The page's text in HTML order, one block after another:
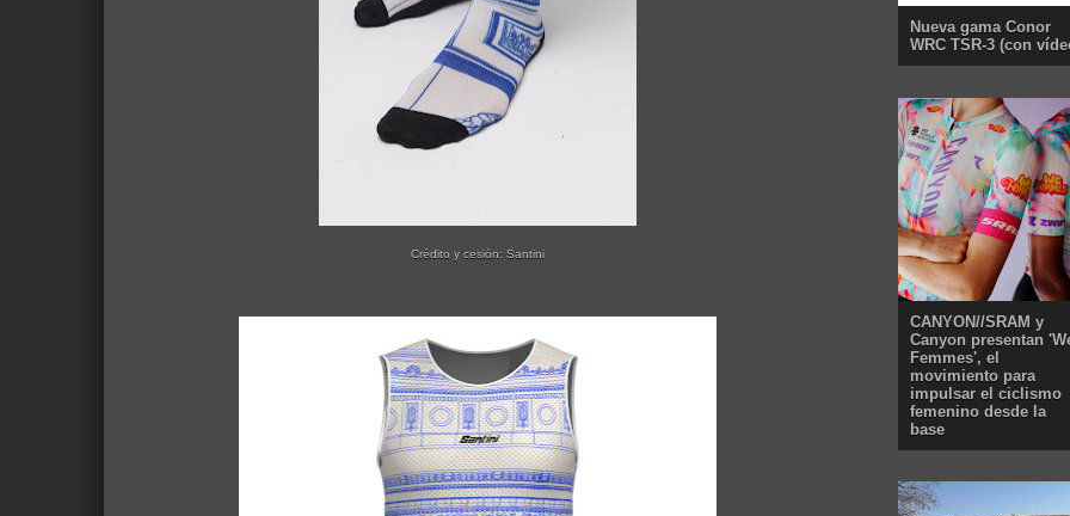
Crédito y cesión: Santini
Nueva gama Conor
WRC TSR-3 (con
CANYON//SRAM y
Canyon presentan
Femmes', el
movimiento para
impulsar el ciclismo
femenino desde la
base